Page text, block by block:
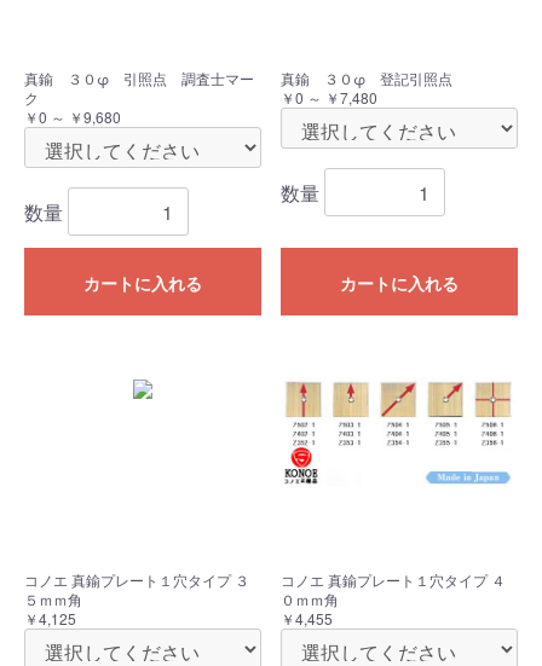
真鍮 ３０φ 引照点 調査士マー
ク
￥0 ～ ￥9,680
数量
カートに入れる
真鍮 ３０φ 登記引照点
￥0 ～ ￥7,480
数量
カートに入れる
コノエ 真鍮プレート１穴タイプ ３
５ｍｍ角
￥4,125
コノエ 真鍮プレート１穴タイプ ４
０ｍｍ角
￥4,455